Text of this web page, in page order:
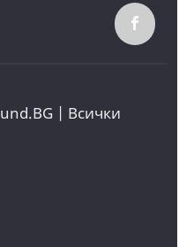
| Всички